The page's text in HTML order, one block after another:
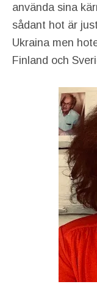
använda sina
sådant hot är
Ukraina men
Finland och